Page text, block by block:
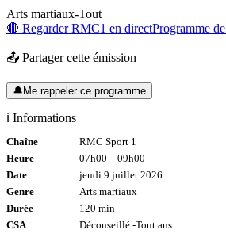
Arts martiaux-Tout
🔴 RegarderRMC1 en directProgramme de
📤 Partager cette émission
🔔 Me rappeler ce programme
ℹ️ Informations
Chaîne
RMC Sport 1
Heure
07h00 – 09h00
Date
jeudi 9 juillet 2026
Genre
Arts martiaux
Durée
120 min
CSA
Déconseillé -Tout ans